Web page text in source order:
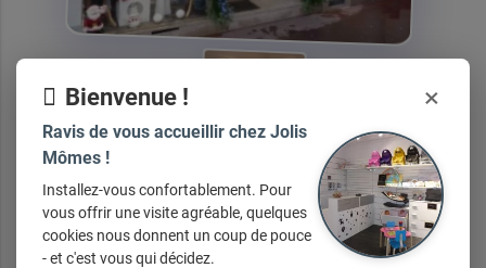
Nosservices
Bienvenue ! ×
Ravis de vous accueillir chez Jolis
Mômes !
Installez-vous confortablement. Pour
vous offrir une visite agréable, quelques
cookies nous donnent un coup de pouce
- et c'est vous qui décidez.